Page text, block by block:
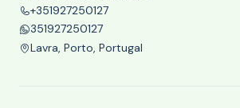
+351927250127
351927250127
Lavra, Porto, Portugal